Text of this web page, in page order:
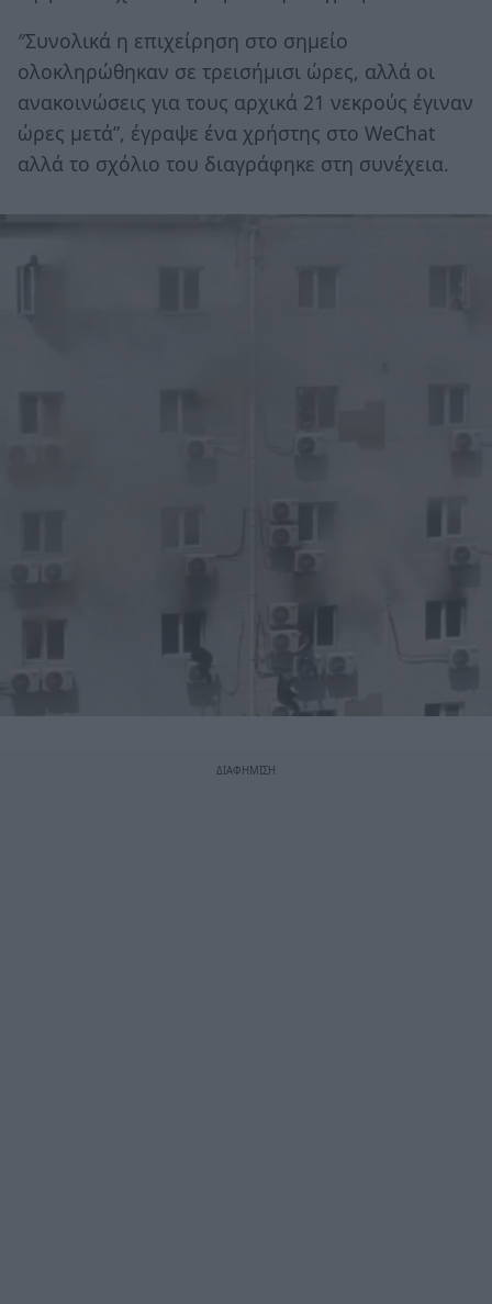
″Συνολικά η επιχείρηση στο σημείο
ολοκληρώθηκαν σε τρεισήμισι ώρες, αλλά οι
ανακοινώσεις για τους αρχικά 21 νεκρούς έγιναν
ώρες μετά”, έγραψε ένα χρήστης στο WeChat
αλλά το σχόλιο του διαγράφηκε στη συνέχεια.